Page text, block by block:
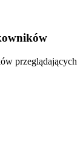
przeglądających